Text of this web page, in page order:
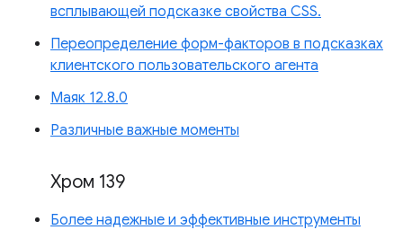
всплывающей подсказке свойства CSS.
Переопределение форм-факторов в подсказках
клиентского пользовательского агента
Маяк 12.8.0
Различные важные моменты
Хром 139
Более надежные и эффективные инструменты